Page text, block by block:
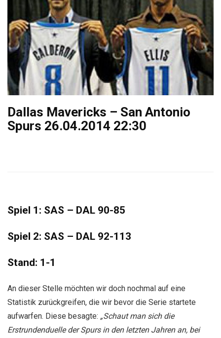
Dallas Mavericks – San Antonio
Spurs 26.04.2014 22:30
Spiel 1: SAS – DAL 90-85
Spiel 2: SAS – DAL 92-113
Stand: 1-1
An dieser Stelle möchten wir doch nochmal auf eine
Statistik zurückgreifen, die wir bevor die Serie startete
aufwarfen. Diese besagte: „Schaut man sich die
Erstrundenduelle der Spurs in den letzten Jahren an, bei